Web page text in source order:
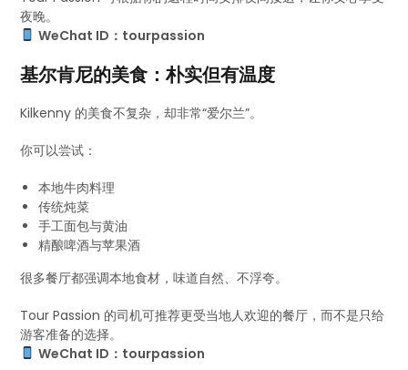
夜晚。
WeChat ID：tourpassion
基尔肯尼的美食：朴实但有温度
Kilkenny 的美食不复杂，却非常“爱尔兰”。
你可以尝试：
本地牛肉料理
传统炖菜
手工面包与黄油
精酿啤酒与苹果酒
很多餐厅都强调本地食材，味道自然、不浮夸。
Tour Passion 的司机可推荐更受当地人欢迎的餐厅，而不是只给
游客准备的选择。
WeChat ID：tourpassion